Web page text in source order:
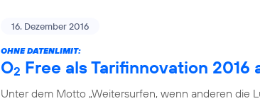
16. Dezember 2016
OHNE DATENLIMIT:
O2 Free als Tarifinnovation 2016
Unter dem Motto „Weitersurfen, wenn anderen die